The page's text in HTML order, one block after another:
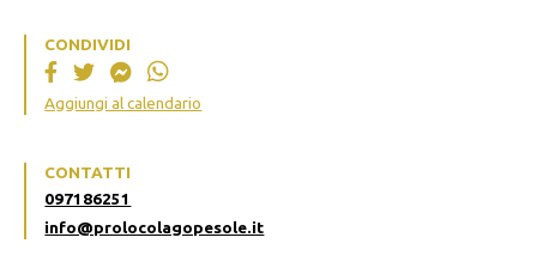
CONDIVIDI
Aggiungi al calendario
CONTATTI
097186251
info@prolocolagopesole.it